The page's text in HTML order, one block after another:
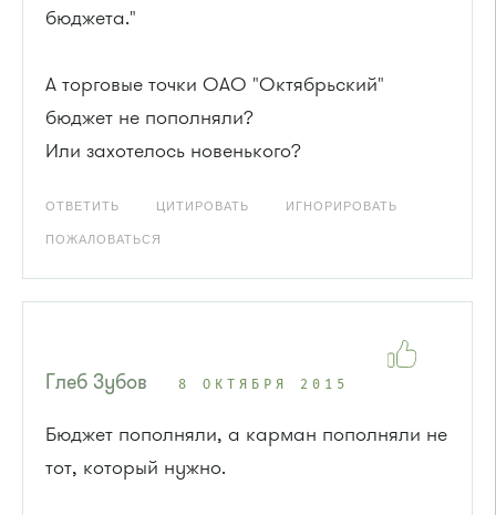
бюджета."
А торговые точки ОАО "Октябрьский"
бюджет не пополняли?
Или захотелось новенького?
ОТВЕТИТЬ ЦИТИРОВАТЬ ИГНОРИРОВАТЬ
ПОЖАЛОВАТЬСЯ
Глеб Зубов 8 ОКТЯБРЯ 2015
Бюджет пополняли, а карман пополняли не
тот, который нужно.